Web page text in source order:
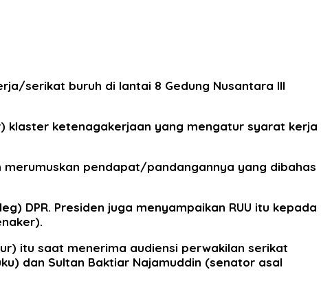
serikat buruh di lantai 8 Gedung Nusantara III
klaster ketenagakerjaan yang mengatur syarat kerja
pendapat/pandangannya yang dibahas
DPR. Presiden juga menyampaikan RUU itu kepada
itu saat menerima audiensi perwakilan serikat
dan Sultan Baktiar Najamuddin (senator asal